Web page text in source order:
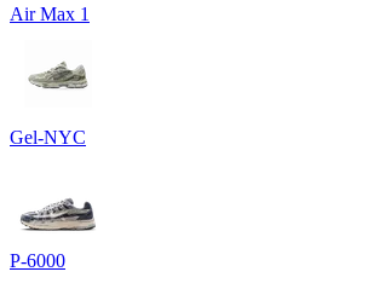
Air Max 1
Gel-NYC
P-6000